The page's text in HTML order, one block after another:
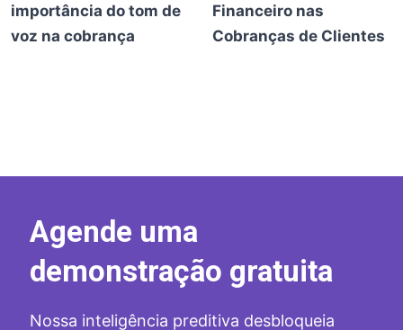
importância do tom de
voz na cobrança
Financeiro nas
Cobranças de Clientes
Agende uma
demonstração gratuita
Nossa inteligência preditiva desbloqueia